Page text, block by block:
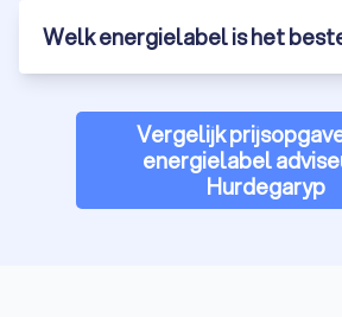
Welk energielabel is het
Vergelijk
energielabel
Hurdegaryp